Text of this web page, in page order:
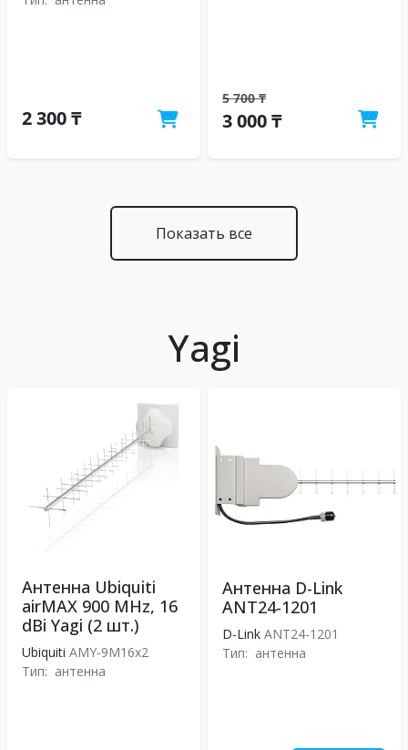
2 300 ₸
5 700 ₸
3 000 ₸
Показать все
Yagi
Антенна Ubiquiti
airMAX 900 MHz, 16
dBi Yagi (2 шт.)
Ubiquiti AMY-9M16x2
Тип: антенна
Антенна D-Link
ANT24-1201
D-Link ANT24-1201
Тип: антенна